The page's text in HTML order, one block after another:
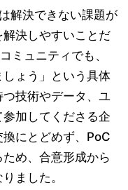
解決できない課題が
決しやすいことだ
ミュニティでも、
しょう」という具体
技術やデータ、ユ
加してくださる企
にとどめず、PoC
め、合意形成から
ました。